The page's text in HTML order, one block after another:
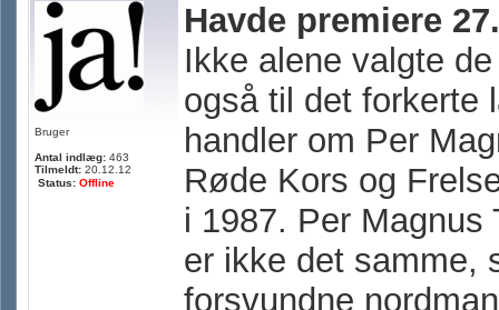
Bruger
Antal indlæg: 463
Tilmeldt: 20.12.12
Status: Offline
Havde premiere
Ikke alene valgte
også til det forkerte
handler om Per
Røde Kors og
i 1987. Per
er ikke det samme,
forsvundne